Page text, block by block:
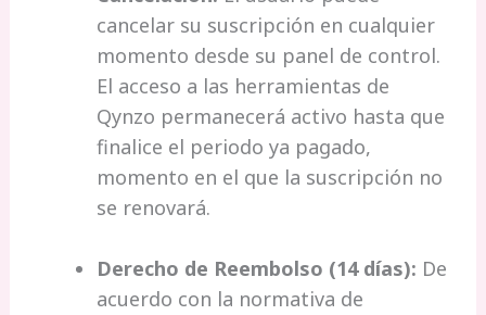
cancelar su suscripción en cualquier
momento desde su panel de control.
El acceso a las herramientas de
Qynzo permanecerá activo hasta que
finalice el periodo ya pagado,
momento en el que la suscripción no
se renovará.
Derecho de Reembolso (14 días): De
acuerdo con la normativa de